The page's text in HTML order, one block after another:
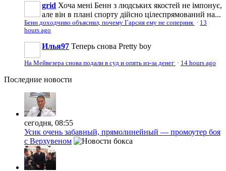
grid Хоча мені Бенн з людських якостей не імпонує,
але він в плані спорту дійсно цілеспрямований на...
Бенн доходчиво объяснил, почему Гарсия ему не соперник · 13
hours ago
Илья97 Теперь снова Pretty boy
На Мейвезера снова подали в суд и опять из-за денег · 14 hours ago
Последние новости
сегодня, 08:55
Усик очень забавный, прямолинейный — промоутер боя
с Верхувеном